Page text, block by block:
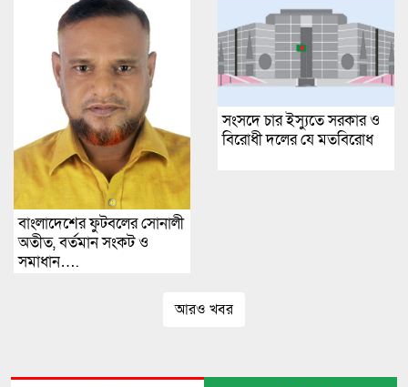
বাংলাদেশের ফুটবলের সোনালী
অতীত, বর্তমান সংকট ও
সমাধান….
সংসদে চার ইস্যুতে সরকার ও
বিরোধী দলের যে মতবিরোধ
আরও খবর